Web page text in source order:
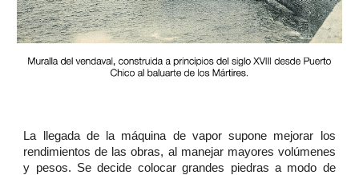
La llegada de la máquina de vapor supone mejorar los
rendimientos de las obras, al manejar mayores volúmenes
y pesos. Se decide colocar grandes piedras a modo de